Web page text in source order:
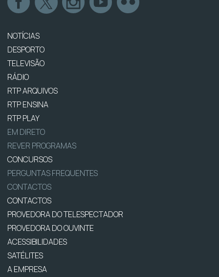
NOTÍCIAS
DESPORTO
TELEVISÃO
RÁDIO
RTP ARQUIVOS
RTP ENSINA
RTP PLAY
EM DIRETO
REVER PROGRAMAS
CONCURSOS
PERGUNTAS FREQUENTES
CONTACTOS
CONTACTOS
PROVEDORA DO TELESPECTADOR
PROVEDORA DO OUVINTE
ACESSIBILIDADES
SATÉLITES
A EMPRESA